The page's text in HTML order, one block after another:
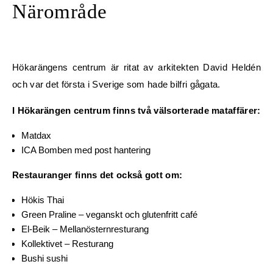
Närområde
Hökarängens centrum är ritat av arkitekten David Heldén
och var det första i Sverige som hade bilfri gågata.
I Hökarängen centrum finns två välsorterade mataffärer:
Matdax
ICA Bomben med post hantering
Restauranger finns det också gott om:
Hökis Thai
Green Praline – veganskt och glutenfritt café
El-Beik – Mellanösternresturang
Kollektivet – Resturang
Bushi sushi